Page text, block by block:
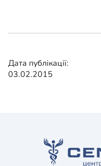
Дата публікації:
03.02.2015